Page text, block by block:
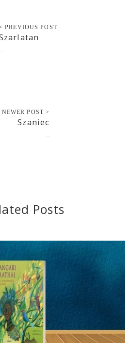
PREVIOUS POST
NEWER POST >
Szaniec
Posts